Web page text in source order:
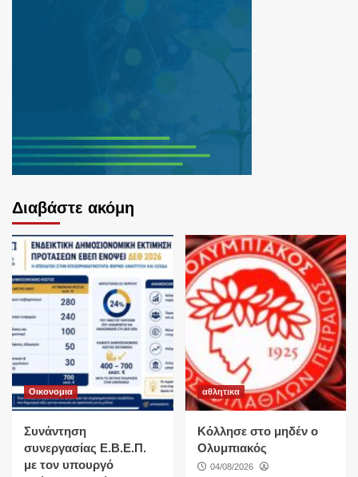
Διαβάστε ακόμη
Οικονομια
Συνάντηση
συνεργασίας Ε.Β.Ε.Π.
με τον υπουργό
αθλητικα
Κόλλησε στο μηδέν ο
Ολυμπιακός
04/08/2026